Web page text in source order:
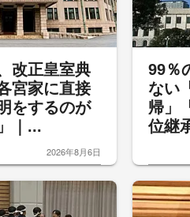
改正皇室典
宮家に直接
をするのが
｜...
2026年8月6日
99％
ない
帰」
位継